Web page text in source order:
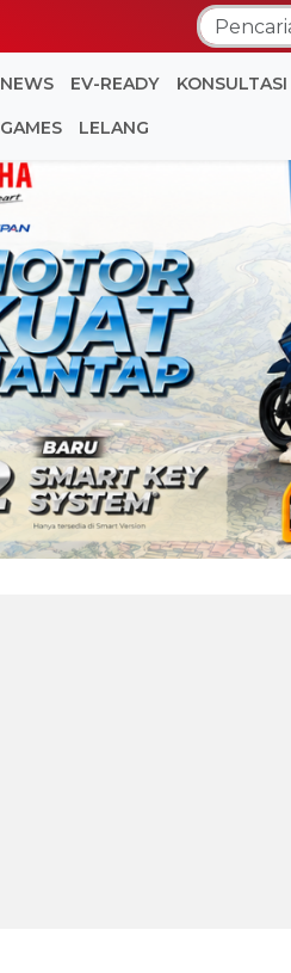
NEWS EV-READY KONSULTASI
GAMES LELANG